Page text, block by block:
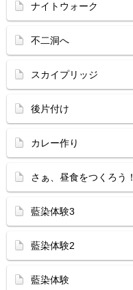
ナイトウォーク
不二洞へ
スカイプリッジ
後片付け
カレー作り
さぁ、昼食をつくろう！
藍染体験3
藍染体験2
藍染体験